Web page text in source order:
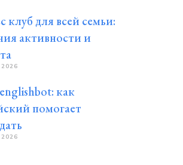
клуб для всей семьи:
активности и
как
помогает